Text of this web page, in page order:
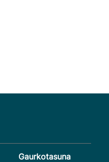
Gaurkotasuna